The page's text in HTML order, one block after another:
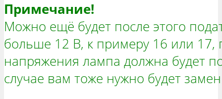
Примечание!
Можно ещё будет после этого
больше 12 В, к примеру 16 или 17,
напряжения лампа должна будет
случае вам тоже нужно будет